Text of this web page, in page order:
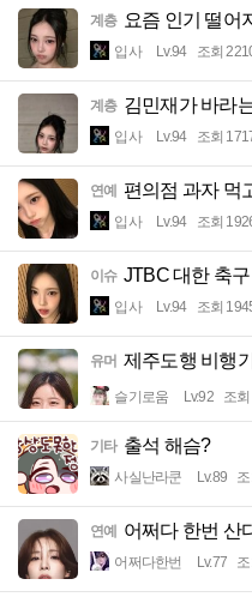
계층 요즘 인기 떨어
입사 Lv.94 조회
계층 김민재가 바라
입사 Lv.94 조회
연예 편의점 과자 먹
입사 Lv.94 조회
이슈 JTBC 대한 축
입사 Lv.94 조회
유머 제주도행 비행
슬기로움 Lv.92 조
기타 출석 해슴?
사실난라쿤 Lv.89
연예 어쩌다 한번 산
어쩌다한번 Lv.77